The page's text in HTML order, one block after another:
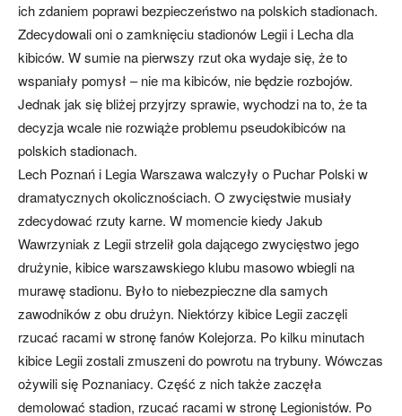
ich zdaniem poprawi bezpieczeństwo na polskich stadionach.
Zdecydowali oni o zamknięciu stadionów Legii i Lecha dla
kibiców. W sumie na pierwszy rzut oka wydaje się, że to
wspaniały pomysł – nie ma kibiców, nie będzie rozbojów.
Jednak jak się bliżej przyjrzy sprawie, wychodzi na to, że ta
decyzja wcale nie rozwiąże problemu pseudokibiców na
polskich stadionach.
Lech Poznań i Legia Warszawa walczyły o Puchar Polski w
dramatycznych okolicznościach. O zwycięstwie musiały
zdecydować rzuty karne. W momencie kiedy Jakub
Wawrzyniak z Legii strzelił gola dającego zwycięstwo jego
drużynie, kibice warszawskiego klubu masowo wbiegli na
murawę stadionu. Było to niebezpieczne dla samych
zawodników z obu drużyn. Niektórzy kibice Legii zaczęli
rzucać racami w stronę fanów Kolejorza. Po kilku minutach
kibice Legii zostali zmuszeni do powrotu na trybuny. Wówczas
ożywili się Poznaniacy. Część z nich także zaczęła
demolować stadion, rzucać racami w stronę Legionistów. Po